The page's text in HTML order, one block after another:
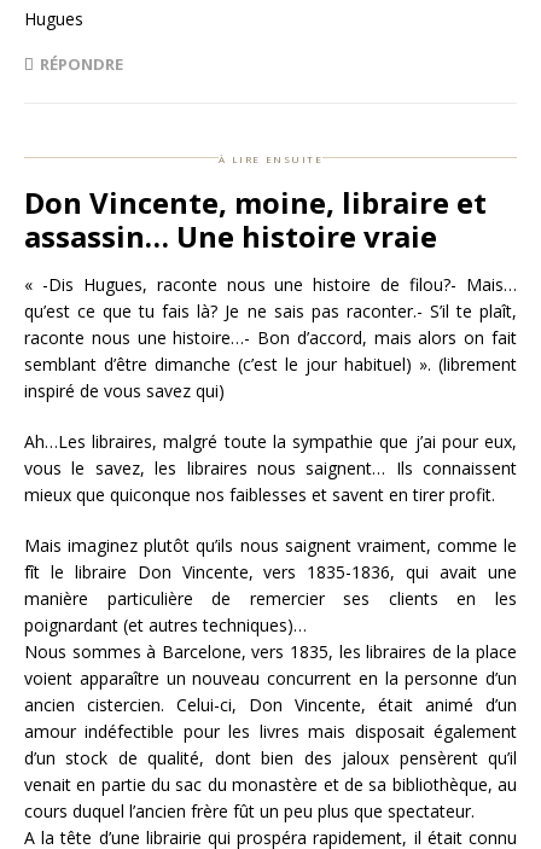
Hugues
RÉPONDRE
à lire ensuite
Don Vincente, moine, libraire et
assassin… Une histoire vraie
« -Dis Hugues, raconte nous une histoire de filou?- Mais…
qu’est ce que tu fais là? Je ne sais pas raconter.- S’il te plaît,
raconte nous une histoire…- Bon d’accord, mais alors on fait
semblant d’être dimanche (c’est le jour habituel) ». (librement
inspiré de vous savez qui)
Ah…Les libraires, malgré toute la sympathie que j’ai pour eux,
vous le savez, les libraires nous saignent… Ils connaissent
mieux que quiconque nos faiblesses et savent en tirer profit.
Mais imaginez plutôt qu’ils nous saignent vraiment, comme le
fît le libraire Don Vincente, vers 1835-1836, qui avait une
manière particulière de remercier ses clients en les
poignardant (et autres techniques)…
Nous sommes à Barcelone, vers 1835, les libraires de la place
voient apparaître un nouveau concurrent en la personne d’un
ancien cistercien. Celui-ci, Don Vincente, était animé d’un
amour indéfectible pour les livres mais disposait également
d’un stock de qualité, dont bien des jaloux pensèrent qu’il
venait en partie du sac du monastère et de sa bibliothèque, au
cours duquel l’ancien frère fût un peu plus que spectateur.
A la tête d’une librairie qui prospéra rapidement, il était connu